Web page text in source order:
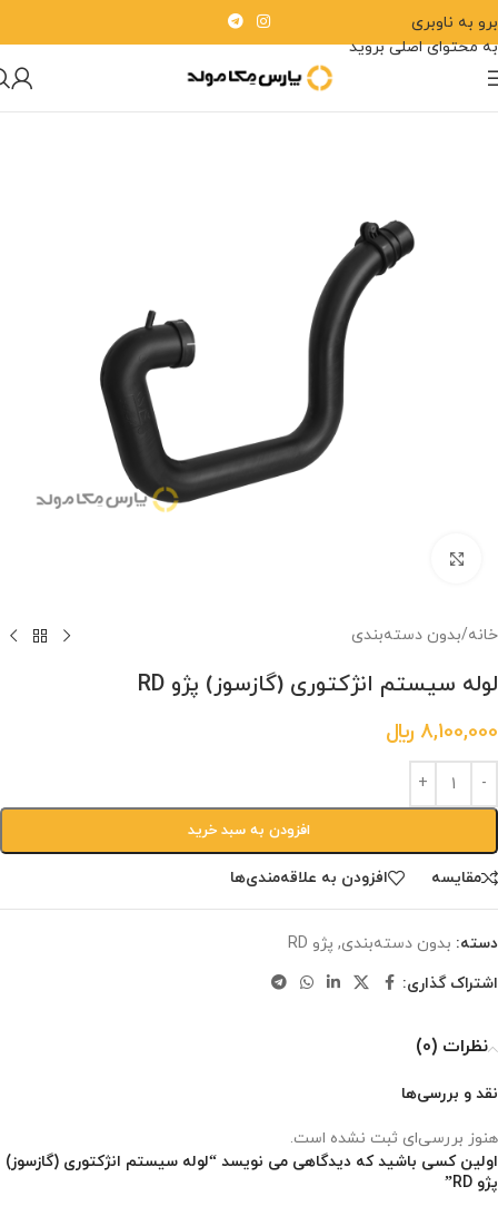
برو به ناوبری
به محتوای اصلی بروید
خانه/بدون دسته‌بندی
لوله سیستم انژکتوری (گازسوز) پژو RD
8,100,000 ﷼
افزودن به سبد خرید
مقایسه افزودن به علاقه‌مندی‌ها
دسته: بدون دسته‌بندی, پژو RD
اشتراک گذاری:
نظرات (0)
نقد و بررسی‌ها
هنوز بررسی‌ای ثبت نشده است.
اولین کسی باشید که دیدگاهی می نویسد “لوله سیستم انژکتوری (گازسوز)
پژو RD”